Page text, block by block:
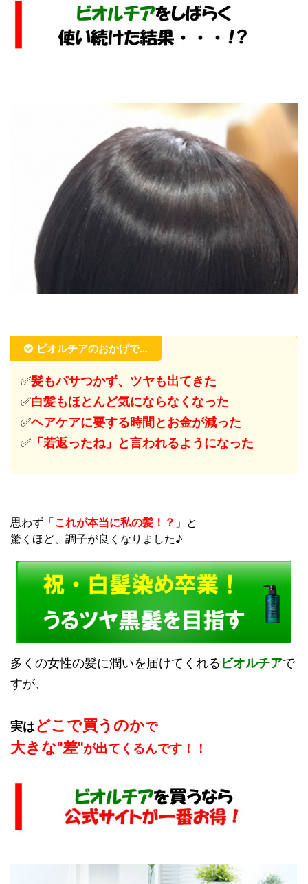
ビオルチアのおかげで…
✅髪もパサつかず、ツヤも出てきた
✅白髪もほとんど気にならなくなった
✅ヘアケアに要する時間とお金が減った
✅ 「若返ったね」と言われるようになった
思わず「これが本当に私の髪！？ 」と
驚くほど、調子が良くなりました♪
多くの女性の髪に潤いを届けてくれる ビオルチアで
すが、
実はどこで買うのかで
大きな"差"が出てくるんです！！